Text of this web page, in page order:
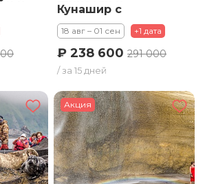
Кунашир с
вулканом Тятя
18 авг – 01 сен +1 дата
₽ 238 600291 000
/ за 15 дней
Акция